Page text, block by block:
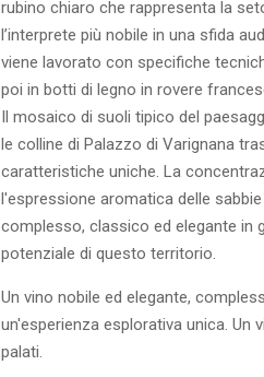
rubino chiaro che rappresenta la
l’interprete più nobile in una sfida
viene lavorato con specifiche
poi in botti di legno in rovere
Il mosaico di suoli tipico del
le colline di Palazzo di Varignana
caratteristiche uniche. La
l'espressione aromatica delle
complesso, classico ed elegante in
potenziale di questo territorio.
Un vino nobile ed elegante,
un'esperienza esplorativa unica. Un
palati.